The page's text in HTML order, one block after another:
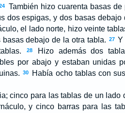
También hizo cuarenta basas
dos espigas, y dos basas
el lado norte, hizo veinte
debajo de la otra tabla. 27 Y
28
Hizo además dos
por abajo y estaban unidas
30
Había ocho tablas con
cinco para las tablas de un lado
y cinco barras para las